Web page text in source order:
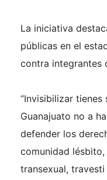
La iniciativa
públicas en el
contra integrantes
“Invisibilizar tienes
Guanajuato no a
defender los
comunidad
transexual, travesti